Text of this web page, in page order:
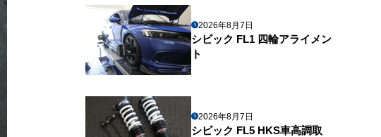
2026年8月7日
シビック FL1 四輪アライメン
ト
2026年8月7日
シビック FL5 HKS車高調取